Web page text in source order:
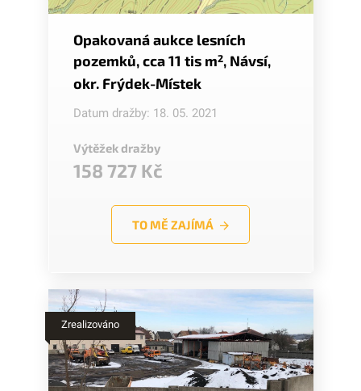
Opakovaná aukce lesních
pozemků, cca 11 tis m2, Návsí,
okr. Frýdek-Místek
Datum dražby: 18. 05. 2021
Výtěžek dražby
158 727 Kč
TO MĚ ZAJÍMÁ
Zrealizováno